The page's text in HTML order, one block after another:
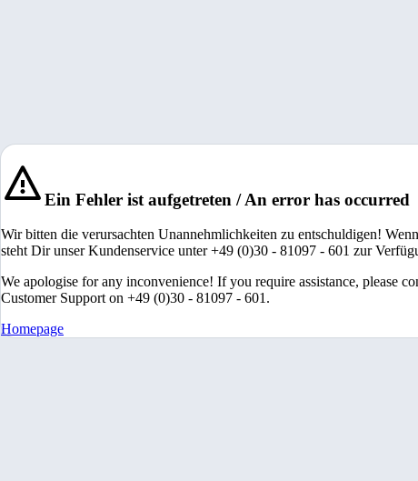
Ein Fehler ist aufgetreten / An error has occurred
Wir bitten die verursachten Unannehmlichkeiten zu entschuldigen!
steht Dir unser Kundenservice unter +49 (0)30 - 81097 - 601 zur
We apologise for any inconvenience! If you require assistance, please
Customer Support on +49 (0)30 - 81097 - 601.
Homepage